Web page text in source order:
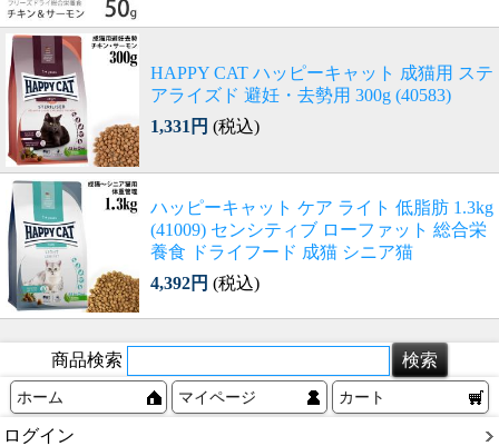
HAPPY CAT ハッピーキャット 成猫用 ステ
アライズド 避妊・去勢用 300g (40583)
1,331円 (税込)
ハッピーキャット ケア ライト 低脂肪 1.3kg
(41009) センシティブ ローファット 総合栄
養食 ドライフード 成猫 シニア猫
4,392円 (税込)
商品検索
ホーム マイページ カート
ログイン